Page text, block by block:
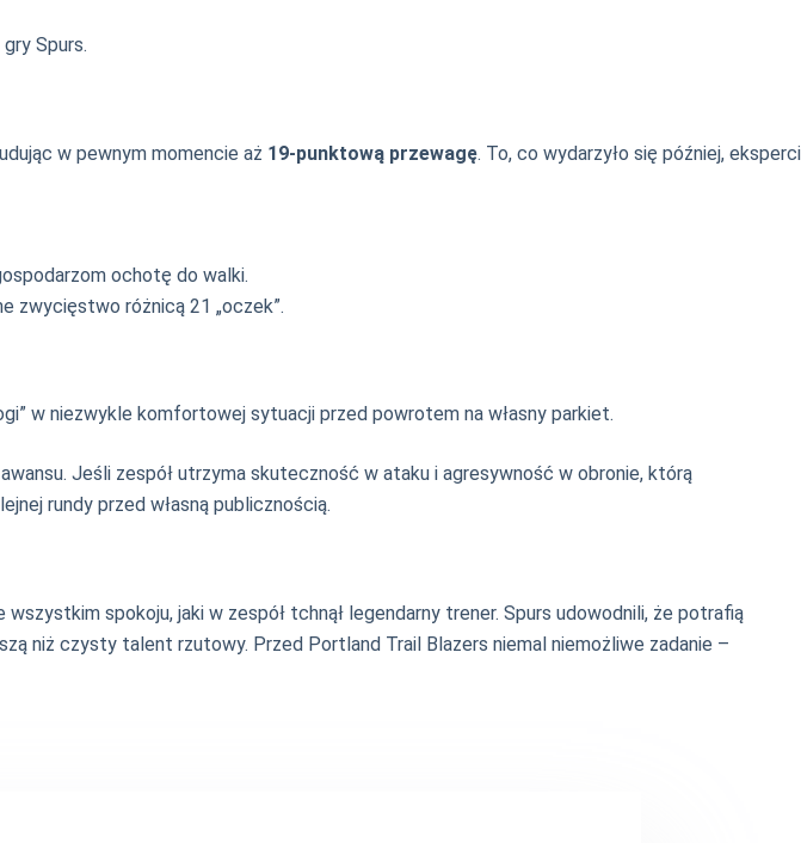
Spurs.
w pewnym momencie aż 19-punktową przewagę. To, co wydarzyło się później, eksperci
ochotę do walki.
zwycięstwo różnicą 21 „oczek”.
w niezwykle komfortowej sytuacji przed powrotem na własny parkiet.
Jeśli zespół utrzyma skuteczność w ataku i agresywność w obronie, którą
rundy przed własną publicznością.
spokoju, jaki w zespół tchnął legendarny trener. Spurs udowodnili, że potrafią
niż czysty talent rzutowy. Przed Portland Trail Blazers niemal niemożliwe zadanie –